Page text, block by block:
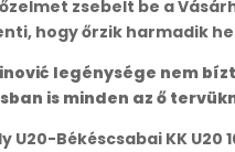
zsebelt be a
hogy őrzik harmadik
legénysége nem
is minden az ő
U20-Békéscsabai KK U20